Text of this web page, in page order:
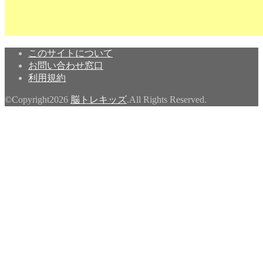
このサイトについて
お問い合わせ窓口
利用規約
©Copyright2026 脳トレキッズ.All Rights Reserved.